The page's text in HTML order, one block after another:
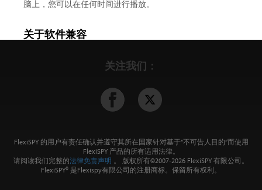
脑上，您可以在任何时间进行播放。
关于软件兼容
关注我们：
FlexiSPY 的用户有责任确认并遵守其所在国家针对基于“不可告人目的”而使用
FlexiSPY 产品的所有适用法律。
请阅读我们完整的法律免责声明 。 版权所有©2007-2026 FlexiSPY 有限公司。
FlexiSPY® 是Flexispy有限公司的注册商标。保留所有权利。